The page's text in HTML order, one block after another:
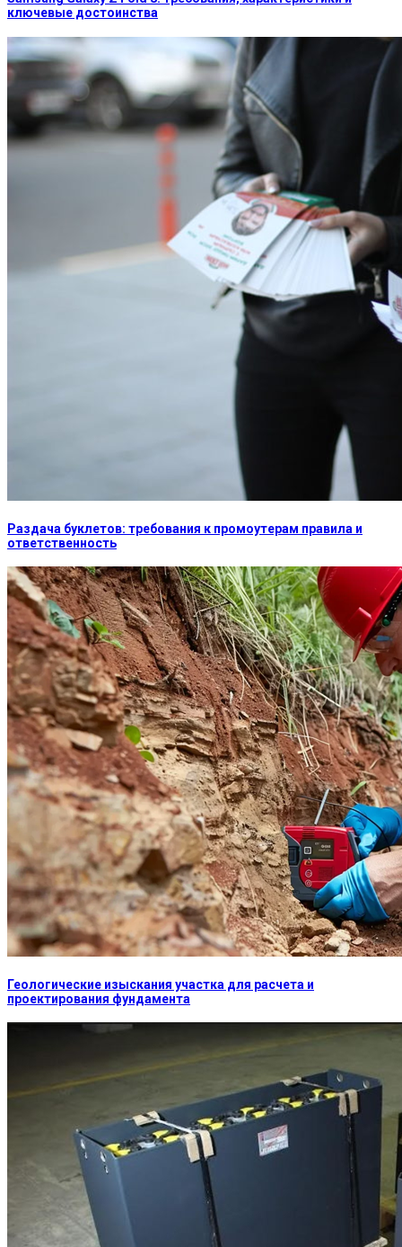
ключевые достоинства
Раздача буклетов: требования к промоутерам правила и
ответственность
Геологические изыскания участка для расчета и
проектирования фундамента